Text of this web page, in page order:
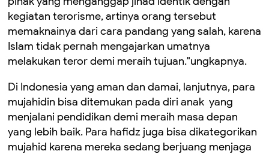
kegiatan terorisme, artinya orang tersebut
memaknainya dari cara pandang yang salah, karena
Islam tidak pernah mengajarkan umatnya
melakukan teror demi meraih tujuan."ungkapnya.
Di Indonesia yang aman dan damai, lanjutnya, para
mujahidin bisa ditemukan pada diri anak yang
menjalani pendidikan demi meraih masa depan
yang lebih baik. Para hafidz juga bisa dikategorikan
mujahid karena mereka sedang berjuang menjaga